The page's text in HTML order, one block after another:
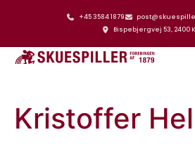
+45 3584 1879
Bispebjergvej 53, 2400
Kristoffer